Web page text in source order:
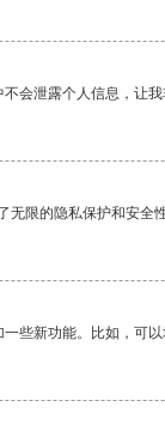
会泄露个人信息，让我
限的隐私保护和安全性
些新功能。比如，可